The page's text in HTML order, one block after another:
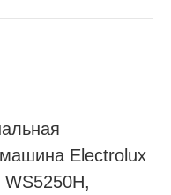
Electrolux